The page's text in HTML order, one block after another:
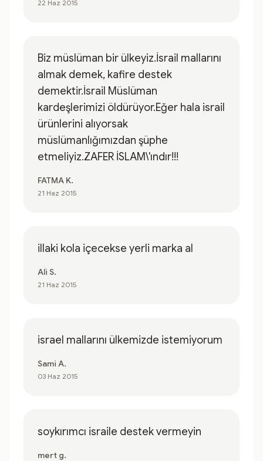
22 Haz 2015
Biz müslüman bir ülkeyiz.İsrail mallarını
almak demek, kafire destek
demektir.İsrail Müslüman
kardeşlerimizi öldürüyor.Eğer hala israil
ürünlerini alıyorsak
müslümanlığımızdan şüphe
etmeliyiz.ZAFER İSLAM\'ındır!!!
FATMA K.
21 Haz 2015
illaki kola içecekse yerli marka al
Ali S.
21 Haz 2015
israel mallarını ülkemizde istemiyorum
Sami A.
03 Haz 2015
soykırımcı israile destek vermeyin
mert g.